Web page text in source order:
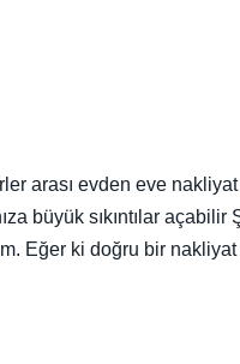
arası evden eve
büyük sıkıntılar
Eğer ki doğru bir